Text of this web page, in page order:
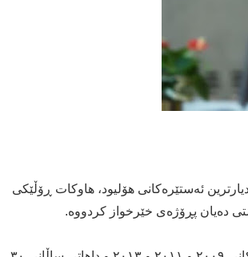
ئەستێرەکانی هۆلیود، هاوکات ڕۆڵێکی
دەیان پڕۆژەی خێرخواز کردووە.